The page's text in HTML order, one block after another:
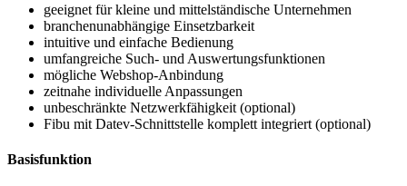
geeignet für kleine und mittelständische Unternehmen
branchenunabhängige Einsetzbarkeit
intuitive und einfache Bedienung
umfangreiche Such- und Auswertungsfunktionen
mögliche Webshop-Anbindung
zeitnahe individuelle Anpassungen
unbeschränkte Netzwerkfähigkeit (optional)
Fibu mit Datev-Schnittstelle komplett integriert (optional)
Basisfunktion